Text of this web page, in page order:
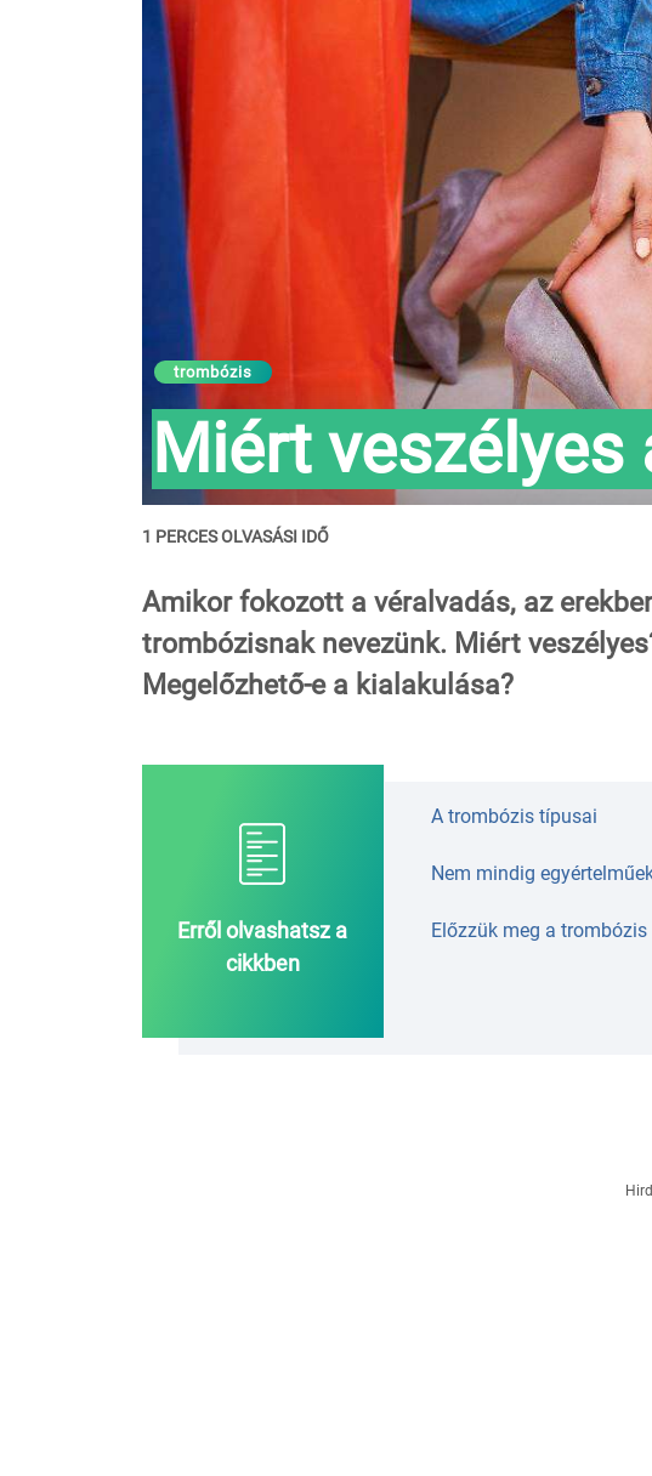
trombózis
Miért
1 PERCES OLVASÁSI IDŐ
Amikor fokozott a véralvadás, az
trombózisnak nevezünk. Miért
Megelőzhető-e a kialakulása?
Erről olvashatsz a
cikkben
A trombózis típusai
Nem mindig
Előzzük meg a